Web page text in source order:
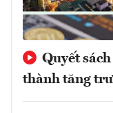
Quyết
thành tăng